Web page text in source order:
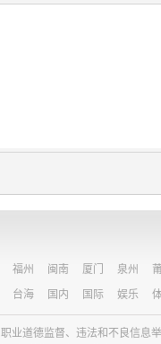
福州 闽南 厦门 泉州
台海
国内 国际 娱乐
职业道德监督、违法和不良信息举